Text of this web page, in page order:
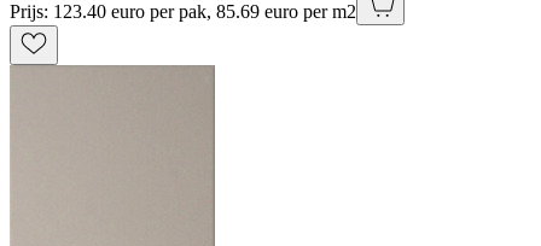
Prijs: 123.40 euro per pak, 85.69 euro per m2